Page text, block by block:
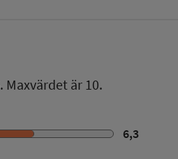
. Maxvärdet är 10.
6,3